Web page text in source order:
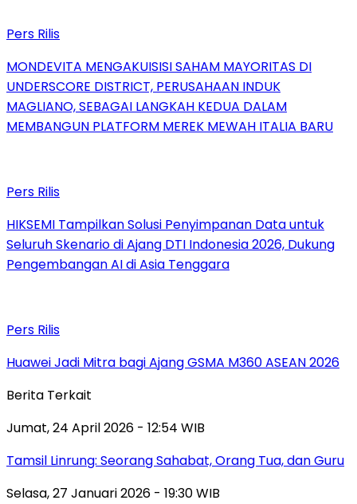
Pers Rilis
MONDEVITA MENGAKUISISI SAHAM MAYORITAS DI
UNDERSCORE DISTRICT, PERUSAHAAN INDUK
MAGLIANO, SEBAGAI LANGKAH KEDUA DALAM
MEMBANGUN PLATFORM MEREK MEWAH ITALIA BARU
Pers Rilis
HIKSEMI Tampilkan Solusi Penyimpanan Data untuk
Seluruh Skenario di Ajang DTI Indonesia 2026, Dukung
Pengembangan AI di Asia Tenggara
Pers Rilis
Huawei Jadi Mitra bagi Ajang GSMA M360 ASEAN 2026
Berita Terkait
Jumat, 24 April 2026 - 12:54 WIB
Tamsil Linrung: Seorang Sahabat, Orang Tua, dan Guru
Selasa, 27 Januari 2026 - 19:30 WIB